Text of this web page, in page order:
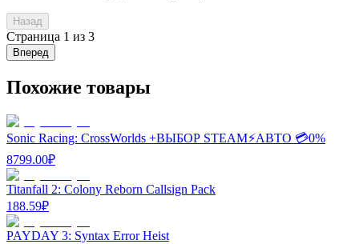
Назад
Страница 1 из 3
Вперед
Похожие товары
Sonic Racing: CrossWorlds +ВЫБОР STEAM⚡️АВТО 💳0%
8799.00₽
Titanfall 2: Colony Reborn Callsign Pack
188.59₽
PAYDAY 3: Syntax Error Heist